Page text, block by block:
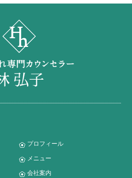
プロフィール
メニュー
会社案内